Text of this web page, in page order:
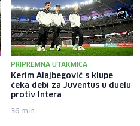
PRIPREMNA UTAKMICA
Kerim Alajbegović s klupe
čeka debi za Juventus u duelu
protiv Intera
36 min